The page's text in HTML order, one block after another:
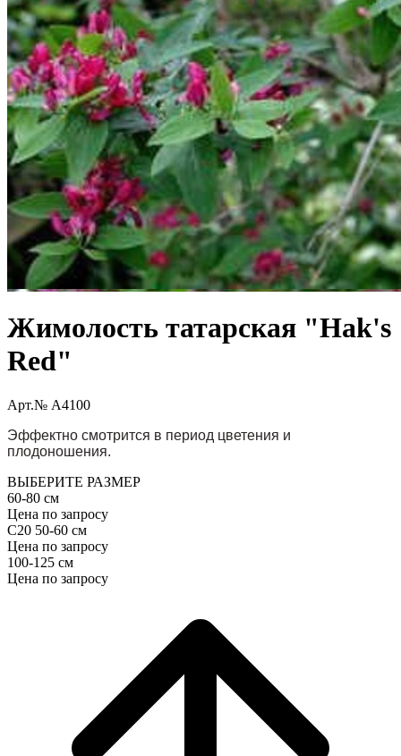
Жимолость татарская "Hak's
Red"
Арт.№ A4100
Эффектно смотрится в период цветения и
плодоношения.
ВЫБЕРИТЕ РАЗМЕР
60-80 см
Цена по запросу
С20 50-60 см
Цена по запросу
100-125 см
Цена по запросу